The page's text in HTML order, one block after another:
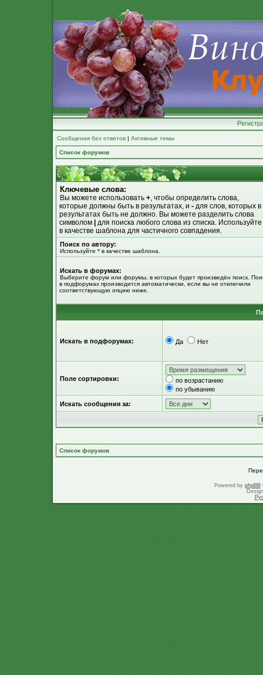
Сообщения без ответов | Активные темы
Список форумов
Ключевые слова:
Вы можете использовать +, чтобы определить слова,
которые должны быть в результатах, и - для слов, которых в
результатах быть не должно. Вы можете разделить слова
символом
для поиска любого слова из списка. Используйте
в качестве шаблона для частичного совпадения.
Поиск по автору:
Используйте * в качестве шаблона.
Искать в форумах:
Выберите форум или форумы, в которых будет произведён поиск.
в подфорумах производится автоматически, если вы не отключили
соответствующую опцию ниже.
Искать в подфорумах: Да Нет
Поле сортировки:
по возрастанию
по убыванию
Искать сообщения за:
Список форумов
Powered by phpBB